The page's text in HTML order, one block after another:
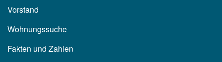
Vorstand
Wohnungssuche
Fakten und Zahlen